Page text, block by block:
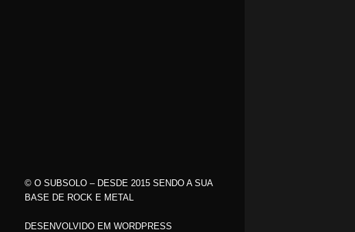
© O SUBSOLO – DESDE 2015 SENDO A SUA
BASE DE ROCK E METAL
DESENVOLVIDO EM WORDPRESS